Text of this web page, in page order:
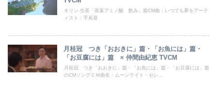
キリン 生茶「茶葉アミノ酸 飲み」篇CM曲：いつでも夢をアーテ
ィスト：手嶌葵
月桂冠 つき「おおきに」篇・「お魚には」篇・
「お豆腐には」篇 × 仲間由紀恵 TVCM
月桂冠 つき「おおきに」篇・「お魚には」篇・「お豆腐には」篇
のCMソングＣＭ曲名：ムーンライト・セレ...